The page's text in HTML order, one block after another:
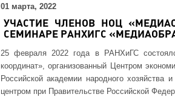
01 марта, 2022
УЧАСТИЕ ЧЛЕНОВ НОЦ
СЕМИНАРЕ РАНХИГС
25 февраля 2022 года в РАНХиГС
координат», организованный Центром
Российской академии народного хозяйства
центром при Правительстве Российской